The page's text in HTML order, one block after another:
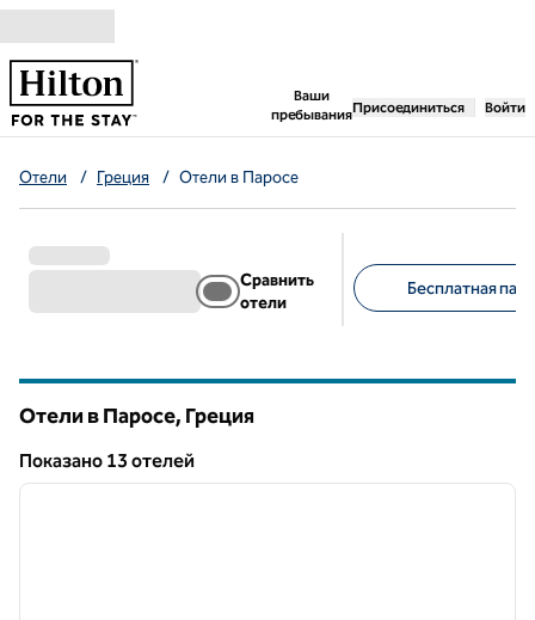
Перейти к содержанию
Ваши
пребывания
,открывается новая
Присоединиться Войти
Отели / Греция / Отели в Паросе
Сравнить
отели
Бесплатная
Отели в Паросе, Греция
Показанo 13 отелей
Показанo 13 отелей
1 из 10